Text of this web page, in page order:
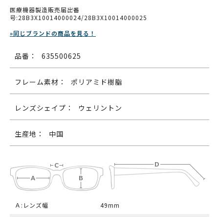
医療機器製造販売届出番
号:28B3X10014000024/28B3X10014000025
»同じブランドの商品を見る！
品番： 635500625
フレーム素材： ポリアミド樹脂
レンズシェイプ： ウェリントン
生産地： 中国
Ａ:レンズ幅 49mm